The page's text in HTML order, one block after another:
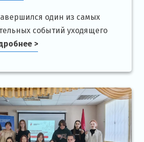
один из самых
событий уходящего
>